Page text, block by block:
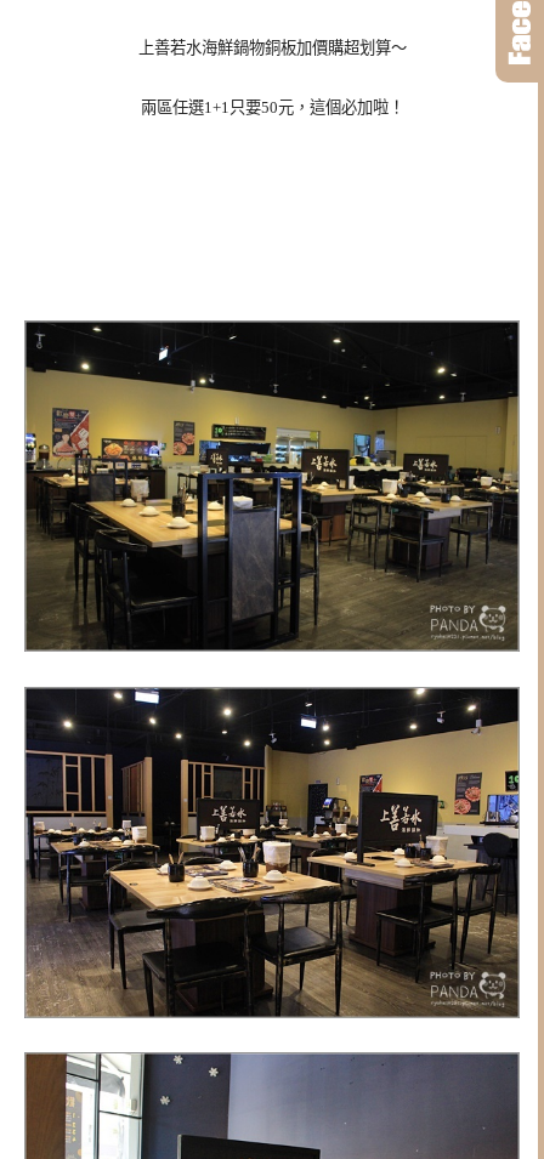
上善若水海鮮鍋物銅板加價購超划算～
兩區任選1+1只要50元，這個必加啦！